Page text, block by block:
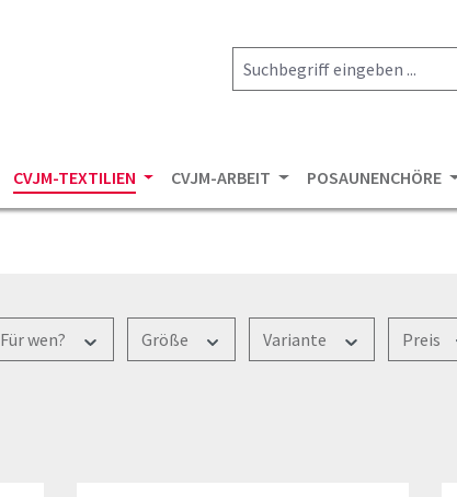
CVJM-TEXTILIEN CVJM-ARBEIT POSAUNENCHÖRE
Für wen? Größe Variante Preis